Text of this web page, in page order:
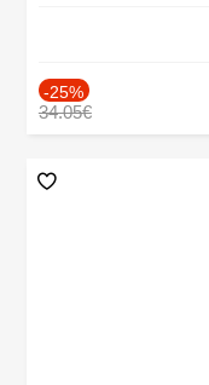
-25%
34.05€